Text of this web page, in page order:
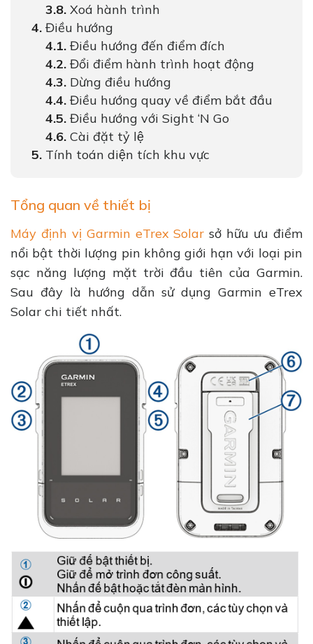
Xoá hành trình
Điều hướng
Điều hướng đến điểm đích
Đổi điểm hành trình hoạt động
Dừng điều hướng
Điều hướng quay về điểm bắt đầu
Điều hướng với Sight ‘N Go
Cài đặt tỷ lệ
Tính toán diện tích khu vực
Tổng quan về thiết bị
Máy định vị Garmin eTrex Solar sở hữu ưu điểm
nổi bật thời lượng pin không giới hạn với loại pin
sạc năng lượng mặt trời đầu tiên của Garmin.
Sau đây là hướng dẫn sử dụng Garmin eTrex
Solar chi tiết nhất.